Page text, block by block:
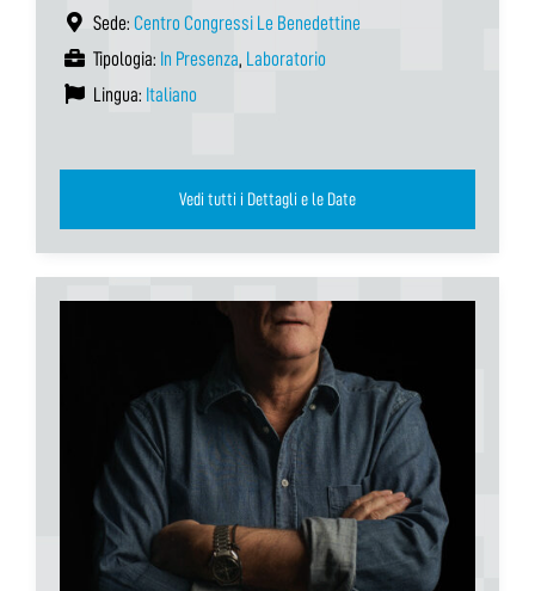
Sede: Centro Congressi Le Benedettine
Tipologia: In Presenza, Laboratorio
Lingua: Italiano
Vedi tutti i Dettagli e le Date